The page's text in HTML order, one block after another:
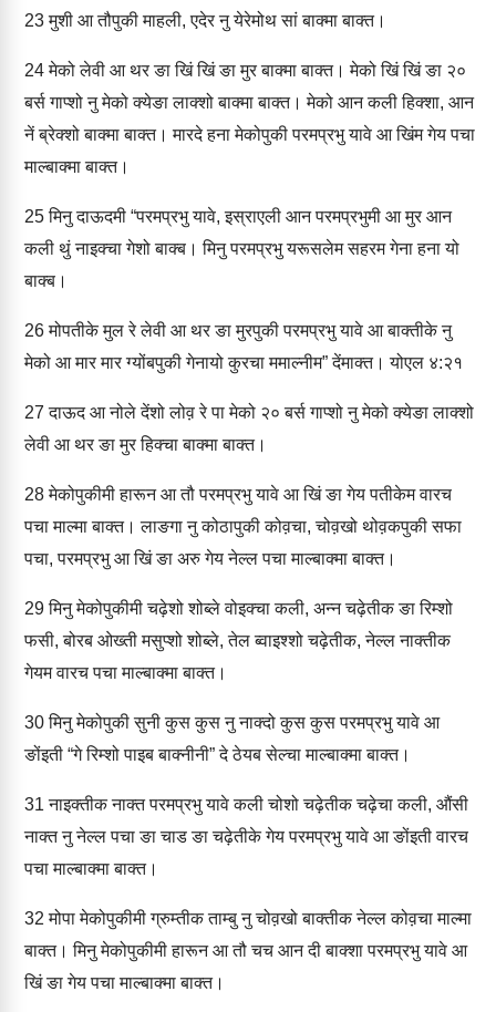
23मुशी आ तौपुकी माहली, एदेर नु येरेमोथ सां बाक्‍मा बाक्‍त।
24मेको लेवी आ थर ङा खिं खिं ङा मुर बाक्‍मा बाक्‍त। मेको खिं खिं ङा २०
बर्स गाप्‍शो नु मेको क्‍येङा लाक्‍शो बाक्‍मा बाक्‍त। मेको आन कली हिक्‍शा, आन
नें ब्रेक्‍शो बाक्‍मा बाक्‍त। मारदे हना मेकोपुकी परमप्रभु यावे आ खिंम गेय पचा
माल्‍बाक्‍मा बाक्‍त।
25मिनु दाऊदमी “परमप्रभु यावे, इस्राएली आन परमप्रभुमी आ मुर आन
कली थुं नाइक्‍चा गेशो बाक्‍ब। मिनु परमप्रभु यरूसलेम सहरम गेना हना यो
बाक्‍ब।
26मोपतीके मुल रे लेवी आ थर ङा मुरपुकी परमप्रभु यावे आ बाक्‍तीके नु
मेको आ मार मार ग्‍योंबपुकी गेनायो कुरचा ममाल्‍नीम” देंमाक्‍त। योएल ४:२१
27 दाऊद आ नोले देंशो लोव़ रे पा मेको २० बर्स गाप्‍शो नु मेको क्‍येङा लाक्‍शो
लेवी आ थर ङा मुर हिक्‍चा बाक्‍मा बाक्‍त।
28मेकोपुकीमी हारून आ तौ परमप्रभु यावे आ खिं ङा गेय पतीकेम वारच
पचा माल्‍मा बाक्‍त। लाङगा नु कोठापुकी कोव़चा, चोव़खो थोव़कपुकी सफा
पचा, परमप्रभु आ खिं ङा अरु गेय नेल्‍ल पचा माल्‍बाक्‍मा बाक्‍त।
29मिनु मेकोपुकीमी चढ़ेशो शोब्‍ले वोइक्‍चा कली, अन्‍न चढ़ेतीक ङा रिम्‍शो
फसी, बोरब ओख्ती मसुप्‍शो शोब्‍ले, तेल ब्‍वाइश्‍शो चढ़ेतीक, नेल्‍ल नाक्‍तीक
गेयम वारच पचा माल्‍बाक्‍मा बाक्‍त।
30मिनु मेकोपुकी सुनी कुस कुस नु नाक्‍दो कुस कुस परमप्रभु यावे आ
ङोंइती “गे रिम्‍शो पाइब बाक्‍नीनी” दे ठेयब सेल्‍चा माल्‍बाक्‍मा बाक्‍त।
31 नाइक्‍तीक नाक्‍त परमप्रभु यावे कली चोशो चढ़ेतीक चढ़ेचा कली, औंसी
नाक्‍त नु नेल्‍ल पचा ङा चाड ङा चढ़ेतीके गेय परमप्रभु यावे आ ङोंइती वारच
पचा माल्‍बाक्‍मा बाक्‍त।
32 मोपा मेकोपुकीमी ग्रुम्‍तीक ताम्‍बु नु चोव़खो बाक्‍तीक नेल्‍ल कोव़चा माल्‍मा
बाक्‍त। मिनु मेकोपुकीमी हारून आ तौ चच आन दी बाक्‍शा परमप्रभु यावे आ
खिं ङा गेय पचा माल्‍बाक्‍मा बाक्‍त।